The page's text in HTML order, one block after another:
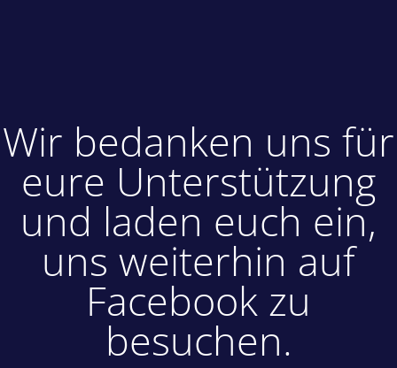
Wir bedanken uns für
eure Unterstützung
und laden euch ein,
uns weiterhin auf
Facebook zu
besuchen.